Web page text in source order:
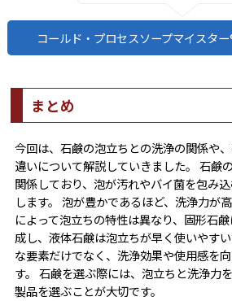
コールド・プロセスソープマイスタ
まとめ
今回は、石鹸の泡立ちとの洗浄の関係や
違いについて解説していきました。 石鹸
関係しており、泡が汚れやバイ菌を包み
します。 泡が豊かであるほど、洗浄力が
によって泡立ちの特性は異なり、固形石
成し、液体石鹸は泡立ちが早く使いやす
な要素だけでなく、洗浄効果や使用感を
す。 石鹸を選ぶ際には、泡立ちと洗浄力
製品を選ぶことが大切です。